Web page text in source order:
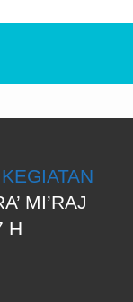
KEGIATAN
MI’RAJ
H